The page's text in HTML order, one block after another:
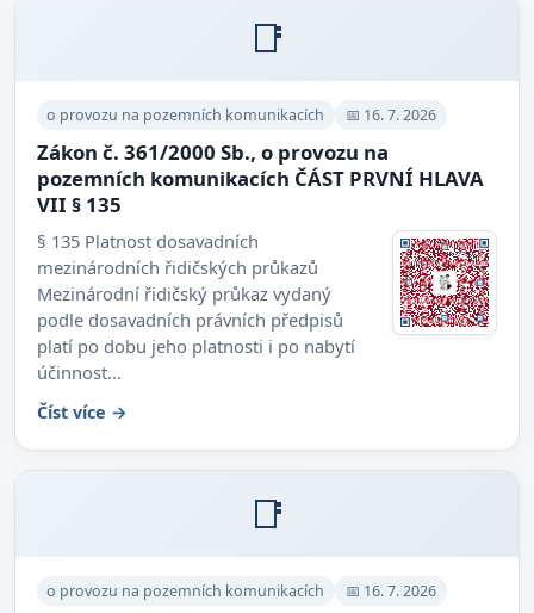
📑
o provozu na pozemních komunikacích 📅 16. 7. 2026
Zákon č. 361/2000 Sb., o provozu na
pozemních komunikacích ČÁST PRVNÍ HLAVA
VII § 135
§ 135 Platnost dosavadních
mezinárodních řidičských průkazů
Mezinárodní řidičský průkaz vydaný
podle dosavadních právních předpisů
platí po dobu jeho platnosti i po nabytí
účinnost...
Číst více →
📑
o provozu na pozemních komunikacích 📅 16. 7. 2026